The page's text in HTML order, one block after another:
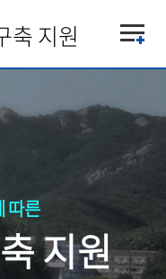
축 지원
따른
지원